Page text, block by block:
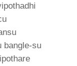
bangle-su